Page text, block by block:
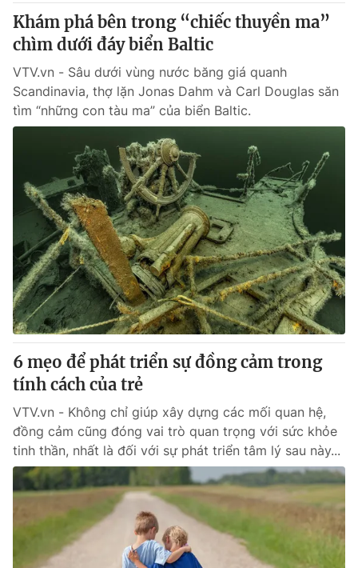
Khám phá bên trong “chiếc thuyền ma”
chìm dưới đáy biển Baltic
VTV.vn - Sâu dưới vùng nước băng giá quanh
Scandinavia, thợ lặn Jonas Dahm và Carl Douglas săn
tìm “những con tàu ma” của biển Baltic.
6 mẹo để phát triển sự đồng cảm trong
tính cách của trẻ
VTV.vn - Không chỉ giúp xây dựng các mối quan hệ,
đồng cảm cũng đóng vai trò quan trọng với sức khỏe
tinh thần, nhất là đối với sự phát triển tâm lý sau này...